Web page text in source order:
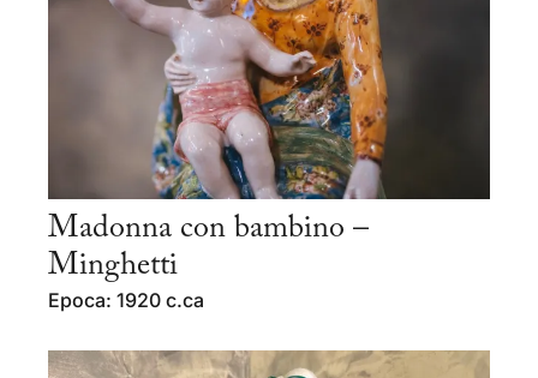
Madonna con bambino –
Minghetti
Epoca: 1920 c.ca